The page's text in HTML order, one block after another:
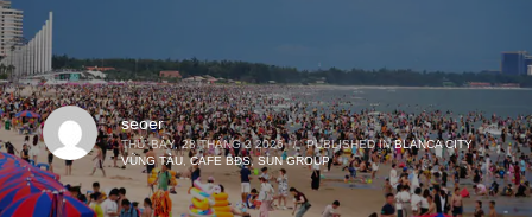
seoer
THỨ BẢY, 28 THÁNG 2 2026 / PUBLISHED INBLANCA CITY
VŨNG TÀU,CAFE BĐS, SUN GROUP